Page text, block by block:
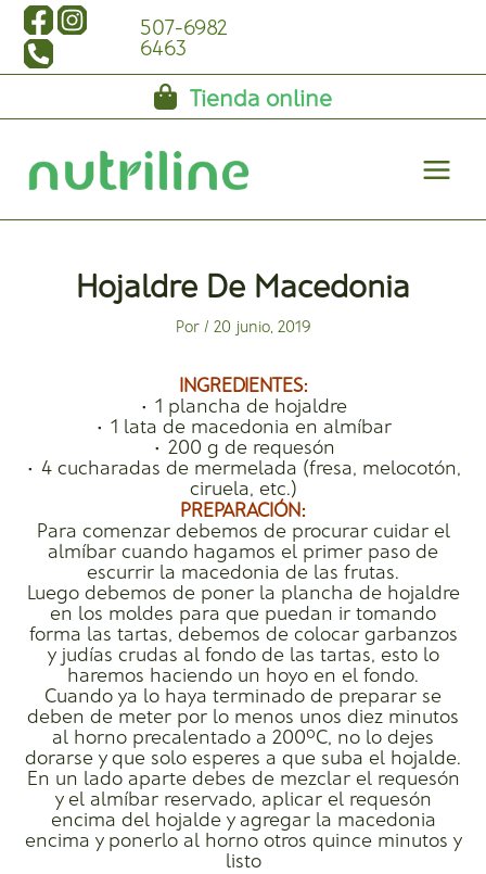
contenido
507-6982
6463
Tienda online
Hojaldre De Macedonia
Por / 20 junio, 2019
INGREDIENTES:
• 1 plancha de hojaldre
• 1 lata de macedonia en almíbar
• 200 g de requesón
• 4 cucharadas de mermelada (fresa, melocotón,
ciruela, etc.)
PREPARACIÓN:
Para comenzar debemos de procurar cuidar el
almíbar cuando hagamos el primer paso de
escurrir la macedonia de las frutas.
Luego debemos de poner la plancha de hojaldre
en los moldes para que puedan ir tomando
forma las tartas, debemos de colocar garbanzos
y judías crudas al fondo de las tartas, esto lo
haremos haciendo un hoyo en el fondo.
Cuando ya lo haya terminado de preparar se
deben de meter por lo menos unos diez minutos
al horno precalentado a 200ºC, no lo dejes
dorarse y que solo esperes a que suba el hojalde.
En un lado aparte debes de mezclar el requesón
y el almíbar reservado, aplicar el requesón
encima del hojalde y agregar la macedonia
encima y ponerlo al horno otros quince minutos y
listo